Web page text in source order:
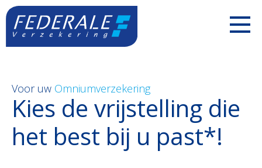
Jouw mobiliteit
Jouw woning
ZELFSTANDIGEN
Uw voertuigen
ONDERNEMINGEN
Voor uw Omniumverzekering
Kies de vrijstelling die
het best bij u past*!